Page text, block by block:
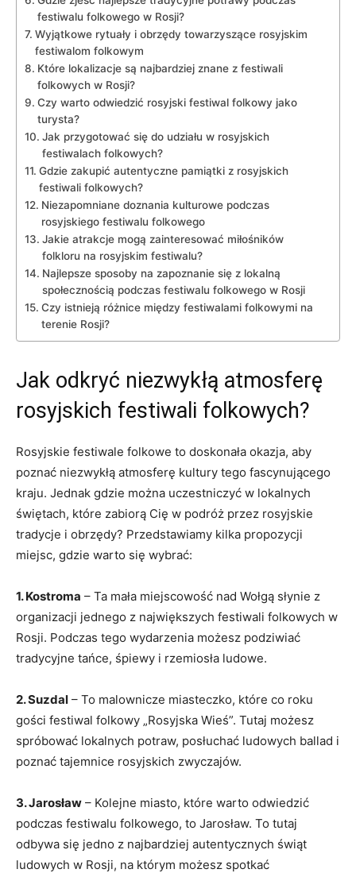
festiwalu folkowego w Rosji?
Wyjątkowe rytuały⁢ i obrzędy ‌towarzyszące rosyjskim
festiwalom folkowym
Które lokalizacje są najbardziej znane z festiwali
folkowych w ‌Rosji?
Czy ‍warto odwiedzić rosyjski festiwal folkowy jako
turysta?
Jak ‌przygotować się​ do udziału⁤ w rosyjskich
⁢festiwalach folkowych?
Gdzie zakupić autentyczne ⁢pamiątki z ⁢rosyjskich
festiwali folkowych?
Niezapomniane doznania kulturowe podczas⁢
rosyjskiego festiwalu​ folkowego
Jakie atrakcje mogą zainteresować miłośników
folkloru na rosyjskim festiwalu?
Najlepsze sposoby na zapoznanie się z lokalną
społecznością podczas festiwalu‍ folkowego w⁣ Rosji
Czy ⁣istnieją różnice między festiwalami folkowymi⁣ na
terenie Rosji?
Jak odkryć niezwykłą atmosferę
rosyjskich festiwali folkowych?
Rosyjskie⁢ festiwale folkowe⁢ to doskonała okazja, aby
poznać niezwykłą atmosferę kultury tego fascynującego
kraju.​ Jednak gdzie można uczestniczyć w lokalnych
świętach, ​które ⁢zabiorą Cię w podróż przez‍ rosyjskie‌
tradycje⁢ i obrzędy? Przedstawiamy kilka propozycji
miejsc,⁤ gdzie warto się ⁤wybrać:
1. Kostroma – Ta⁤ mała miejscowość nad⁢ Wołgą słynie z
⁤organizacji jednego z​ największych festiwali ⁢folkowych w
‍Rosji. Podczas tego wydarzenia możesz podziwiać
tradycyjne⁢ tańce, śpiewy i⁢ rzemiosła ‌ludowe.
2.‍ Suzdal – ⁣To malownicze miasteczko, które co roku
gości festiwal folkowy „Rosyjska‍ Wieś”. Tutaj możesz
spróbować lokalnych​ potraw, posłuchać ludowych​ ballad ⁤i
poznać tajemnice rosyjskich zwyczajów.
3. Jarosław – Kolejne miasto, które ⁢warto ‌odwiedzić
podczas festiwalu ⁣folkowego, to​ Jarosław. To tutaj⁢
odbywa⁤ się ‍jedno z ⁤najbardziej autentycznych‌ świąt⁤
ludowych w Rosji,⁣ na którym możesz spotkać